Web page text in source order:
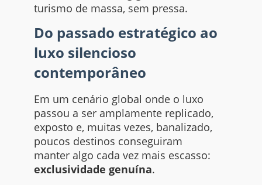
turismo de massa, sem pressa.
Do passado estratégico ao
luxo silencioso
contemporâneo
Em um cenário global onde o luxo
passou a ser amplamente replicado,
exposto e, muitas vezes, banalizado,
poucos destinos conseguiram
manter algo cada vez mais escasso:
exclusividade genuína.